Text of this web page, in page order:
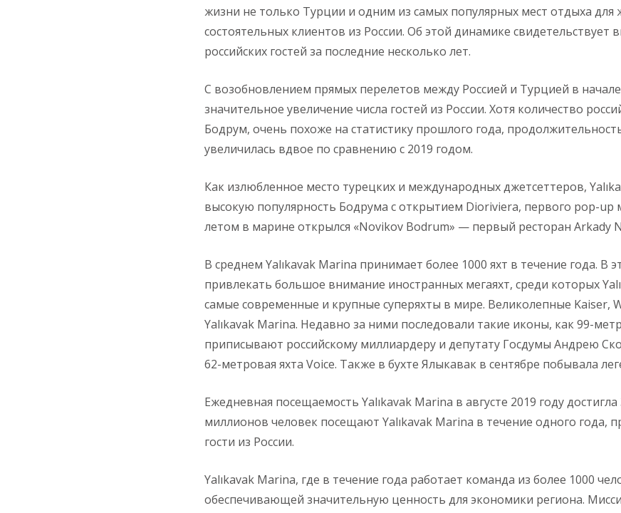
жизни не только Турции и одним из самых популярных мест отдыха для
состоятельных клиентов из России. Об этой динамике свидетельствует
российских гостей за последние несколько лет.
С возобновлением прямых перелетов между Россией и Турцией в
значительное увеличение числа гостей из России. Хотя количество
Бодрум, очень похоже на статистику прошлого года,
увеличилась вдвое по сравнению с 2019 годом.
Как излюбленное место турецких и международных джетсеттеров,
высокую популярность Бодрума с открытием Dioriviera, первого pop-up
летом в марине открылся «Novikov Bodrum» — первый ресторан Arkady
В среднем Yalıkavak Marina принимает более 1000 яхт в течение года. В
привлекать большое внимание иностранных мегаяхт, среди которых
самые современные и крупные суперяхты в мире. Великолепные Kaiser,
Yalıkavak Marina. Недавно за ними последовали такие иконы, как 99-
приписывают российскому миллиардеру и депутату Госдумы Андрею
62-метровая яхта Voice. Также в бухте Ялыкавак в сентябре побывала
Ежедневная посещаемость Yalıkavak Marina в августе 2019 году
миллионов человек посещают Yalıkavak Marina в течение одного года,
гости из России.
Yalıkavak Marina, где в течение года работает команда из более 1000
обеспечивающей значительную ценность для экономики региона.